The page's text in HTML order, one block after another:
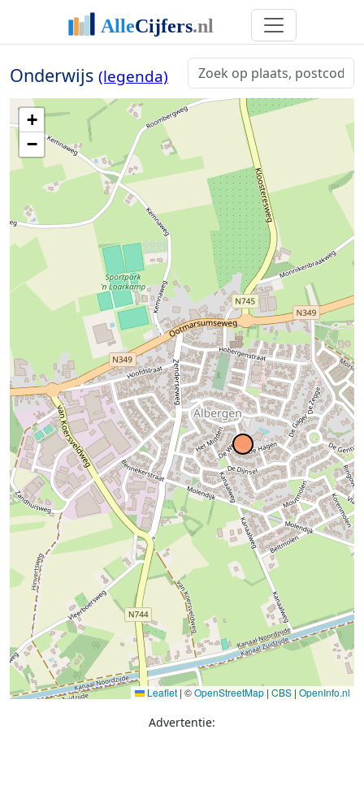
Onderwijs (legenda)
+
−
Leaflet | ©OpenStreetMap | CBS | OpenInfo.nl
Advertentie: